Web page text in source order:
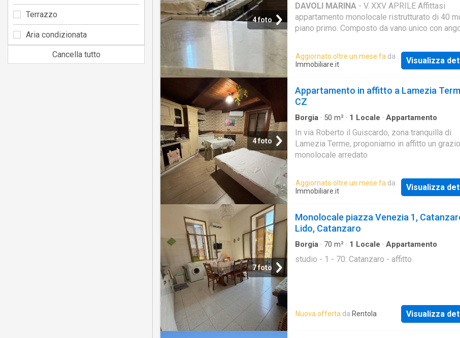
4 foto
DAVOLI MARINA - V. XXV APRILE Affittasi
appartamento monolocale ristrutturato di 40
piano primo. Composto da vano unico con
Aggiornato oltre un mese fa da
Immobiliare.it
Visualizza
4 foto
Appartamento in affitto a Lamezia
CZ
Borgia · 50 m² · 1 Locale · Appartamento
In via Roberto il Guiscardo, zona tranquilla di
Lamezia Terme, proponiamo in affitto un
monolocale arredato
Aggiornato oltre un mese fa da
Immobiliare.it
Visualizza
7 foto
Monolocale piazza Venezia 1,
Lido, Catanzaro
Borgia · 70 m² · 1 Locale · Appartamento
studio - 1 - 70: Catanzaro - affitto
Nuova offerta da Rentola Visualizza
Terrazzo
Aria condizionata
Cancella tutto